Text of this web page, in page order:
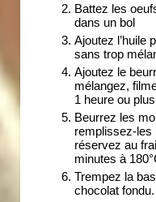
Battez les
dans un bol
Ajoutez l’huile
sans trop
Ajoutez le
mélangez,
1 heure ou plus
Beurrez les
remplissez-les
réservez au
minutes à
Trempez la
chocolat fondu.